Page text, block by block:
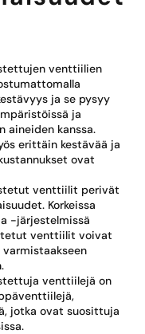
venttiilien
ja se pysyy
ja
aineiden kanssa.
erittäin kestävää ja
ovat
venttiilit perivät
Korkeissa
-järjestelmissä
venttiilit voivat
venttiilejä on
jotka ovat suosittuja